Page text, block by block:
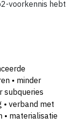
voorkennis hebt
• minder
subqueries
• verband met
• materialisatie